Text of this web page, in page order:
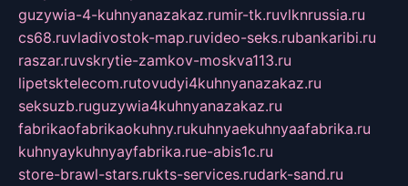
guzywia-4-kuhnyanazakaz.rumir-tk.ruvlknrussia.ru
cs68.ruvladivostok-map.ruvideo-seks.rubankaribi.ru
raszar.ruvskrytie-zamkov-moskva113.ru
lipetsktelecom.rutovudyi4kuhnyanazakaz.ru
seksuzb.ruguzywia4kuhnyanazakaz.ru
fabrikaofabrikaokuhny.rukuhnyaekuhnyaafabrika.ru
kuhnyaykuhnyayfabrika.rue-abis1c.ru
store-brawl-stars.rukts-services.rudark-sand.ru